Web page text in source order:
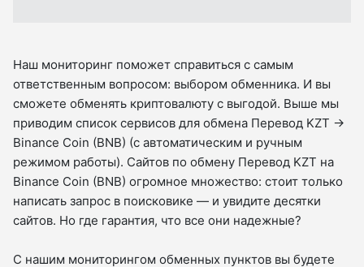
Наш мониторинг поможет справиться с самым
ответственным вопросом: выбором обменника. И вы
сможете обменять криптовалюту с выгодой. Выше мы
приводим список сервисов для обмена Перевод KZT →
Binance Coin (BNB) (с автоматическим и ручным
режимом работы). Сайтов по обмену Перевод KZT на
Binance Coin (BNB) огромное множество: стоит только
написать запрос в поисковике — и увидите десятки
сайтов. Но где гарантия, что все они надежные?
С нашим мониторингом обменных пунктов вы будете